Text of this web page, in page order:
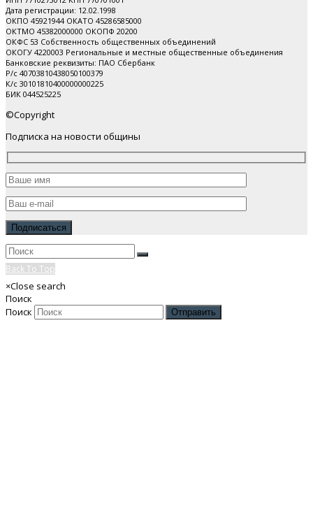
Дата регистрации: 12.02.1998
ОКПО 45921944 ОКАТО 45286585000
ОКТМО 45382000000 ОКОПФ 20200
ОКФС 53 Собственность общественных объединений
ОКОГУ 4220003 Региональные и местные общественные объединения
Банковские реквизиты: ПАО Cбербанк
Р/с 40703810438050100379
К/с 30101810400000000225
БИК 044525225
©Copyright
Подписка на новости общины
Back To Top
×Close search
Поиск
Поиск
Отправить